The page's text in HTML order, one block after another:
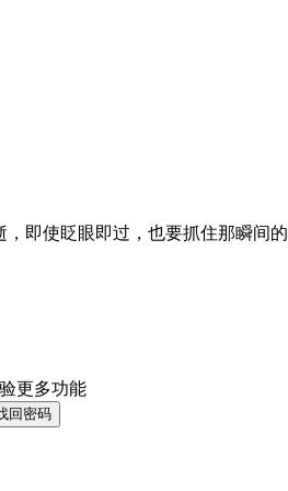
，即使眨眼即过，也要抓住那瞬间
更多功能
回密码